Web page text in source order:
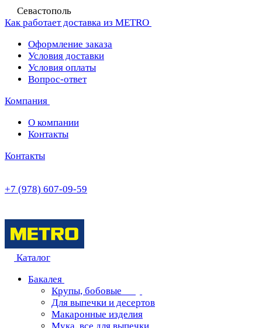
Севастополь
Как работает доставка из METRO
Оформление заказа
Условия доставки
Условия оплаты
Вопрос-ответ
Компания
О компании
Контакты
Контакты
+7 (978) 607-09-59
Каталог
Бакалея
Крупы, бобовые
Для выпечки и десертов
Макаронные изделия